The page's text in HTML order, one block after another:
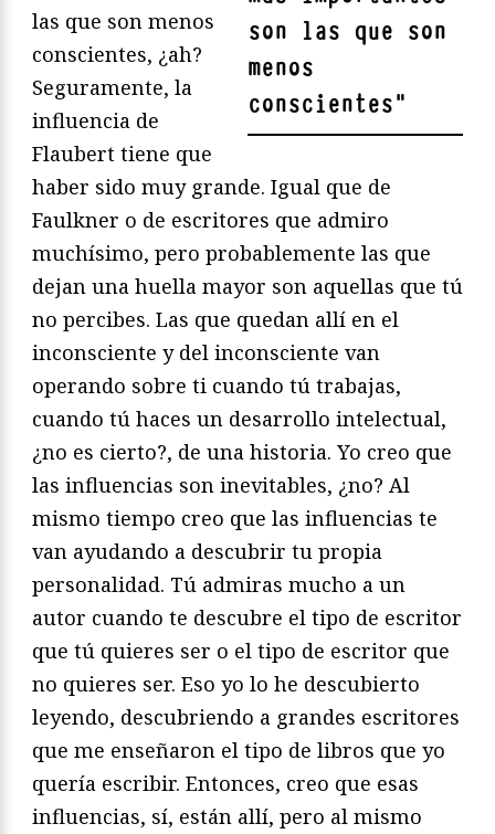
son las que son
menos
conscientes"
las que son menos
conscientes, ¿ah?
Seguramente, la
influencia de
Flaubert tiene que
haber sido muy grande. Igual que de
Faulkner o de escritores que admiro
muchísimo, pero probablemente las que
dejan una huella mayor son aquellas que tú
no percibes. Las que quedan allí en el
inconsciente y del inconsciente van
operando sobre ti cuando tú trabajas,
cuando tú haces un desarrollo intelectual,
¿no es cierto?, de una historia. Yo creo que
las influencias son inevitables, ¿no? Al
mismo tiempo creo que las influencias te
van ayudando a descubrir tu propia
personalidad. Tú admiras mucho a un
autor cuando te descubre el tipo de escritor
que tú quieres ser o el tipo de escritor que
no quieres ser. Eso yo lo he descubierto
leyendo, descubriendo a grandes escritores
que me enseñaron el tipo de libros que yo
quería escribir. Entonces, creo que esas
influencias, sí, están allí, pero al mismo